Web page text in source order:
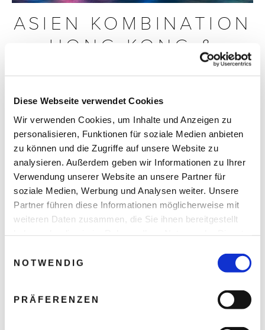
Diese Webseite verwendet Cookies
Wir verwenden Cookies, um Inhalte und Anzeigen zu
personalisieren, Funktionen für soziale Medien anbieten
zu können und die Zugriffe auf unsere Website zu
analysieren. Außerdem geben wir Informationen zu Ihrer
Verwendung unserer Website an unsere Partner für
soziale Medien, Werbung und Analysen weiter. Unsere
Partner führen diese Informationen möglicherweise mit
weiteren Daten zusammen, die Sie ihnen bereitgestellt
NOTWENDIG
PRÄFERENZEN
ASIEN KOMBINATION
HONG KONG &
Entdecken Sie in einer unvergesslichen Kombination die
ehemalige britische Kolonie Hong Kong und Japan, das Land
der aufgehenden Sonne.
Reisedauer: 12 Tage / 10 Nächte